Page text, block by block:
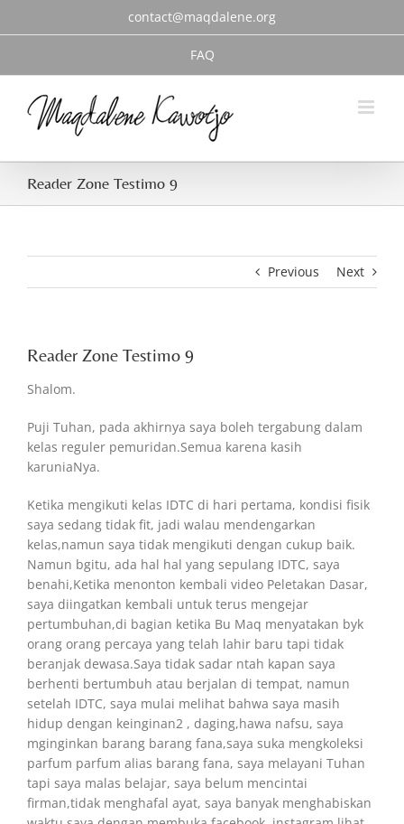
contact@maqdalene.org
FAQ
Reader Zone Testimo 9
Previous Next
Reader Zone Testimo 9
Shalom.
Puji Tuhan, pada akhirnya saya boleh tergabung dalam
kelas reguler pemuridan.Semua karena kasih
karuniaNya.
Ketika mengikuti kelas IDTC di hari pertama, kondisi fisik
saya sedang tidak fit, jadi walau mendengarkan
kelas,namun saya tidak mengikuti dengan cukup baik.
Namun bgitu, ada hal hal yang sepulang IDTC, saya
benahi,Ketika menonton kembali video Peletakan Dasar,
saya diingatkan kembali untuk terus mengejar
pertumbuhan,di bagian ketika Bu Maq menyatakan byk
orang orang percaya yang telah lahir baru tapi tidak
beranjak dewasa.Saya tidak sadar ntah kapan saya
berhenti bertumbuh atau berjalan di tempat, namun
setelah IDTC, saya mulai melihat bahwa saya masih
hidup dengan keinginan2 , daging,hawa nafsu, saya
mginginkan barang barang fana,saya suka mengkoleksi
parfum parfum alias barang fana, saya melayani Tuhan
tapi saya malas belajar, saya belum mencintai
firman,tidak menghafal ayat, saya banyak menghabiskan